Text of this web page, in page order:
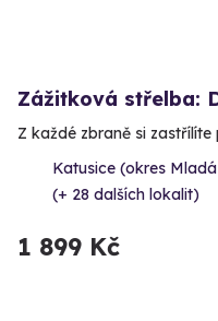
Zážitková střelba:
Z každé zbraně si
Katusice (okres
(+ 28 dalších lokalit)
1 899 Kč